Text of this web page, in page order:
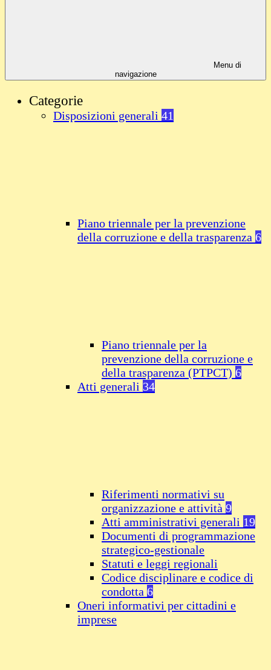
Menu di
navigazione
Categorie
Disposizioni generali 41
Piano triennale per la prevenzione
della corruzione e della trasparenza 6
Piano triennale per la
prevenzione della corruzione e
della trasparenza (PTPCT) 6
Atti generali 34
Riferimenti normativi su
organizzazione e attività 9
Atti amministrativi generali 19
Documenti di programmazione
strategico-gestionale
Statuti e leggi regionali
Codice disciplinare e codice di
condotta 6
Oneri informativi per cittadini e
imprese